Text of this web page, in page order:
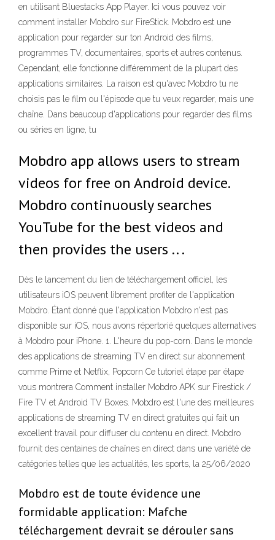
en utilisant Bluestacks App Player. Ici vous pouvez voir
comment installer Mobdro sur FireStick. Mobdro est une
application pour regarder sur ton Android des films,
programmes TV, documentaires, sports et autres contenus.
Cependant, elle fonctionne différemment de la plupart des
applications similaires. La raison est qu'avec Mobdro tu ne
choisis pas le film ou l'épisode que tu veux regarder, mais une
chaîne. Dans beaucoup d'applications pour regarder des films
ou séries en ligne, tu
Mobdro app allows users to stream
videos for free on Android device.
Mobdro continuously searches
YouTube for the best videos and
then provides the users .. .
Dès le lancement du lien de téléchargement officiel, les
utilisateurs iOS peuvent librement profiter de l'application
Mobdro. Étant donné que l'application Mobdro n'est pas
disponible sur iOS, nous avons répertorié quelques alternatives
à Mobdro pour iPhone. 1. L'heure du pop-corn. Dans le monde
des applications de streaming TV en direct sur abonnement
comme Prime et Netflix, Popcorn Ce tutoriel étape par étape
vous montrera Comment installer Mobdro APK sur Firestick /
Fire TV et Android TV Boxes. Mobdro est l'une des meilleures
applications de streaming TV en direct gratuites qui fait un
excellent travail pour diffuser du contenu en direct. Mobdro
fournit des centaines de chaînes en direct dans une variété de
catégories telles que les actualités, les sports, la 25/06/2020
Mobdro est de toute évidence une
formidable application: Mafche
téléchargement devrait se dérouler sans